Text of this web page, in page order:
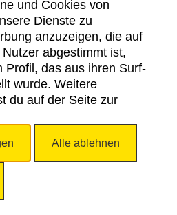
HINWEIS
COOKIES
und Cookies von
Dienste zu
anzuzeigen, die auf
abgestimmt ist,
Profil, das aus ihren Surf-
wurde. Weitere
du auf der Seite zur
Alle ablehnen